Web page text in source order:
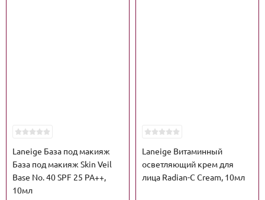
Laneige База под макияж
База под макияж Skin Veil
Base No. 40 SPF 25 PA++,
10мл
Laneige Витаминный
осветляющий крем для
лица Radian-C Cream, 10мл